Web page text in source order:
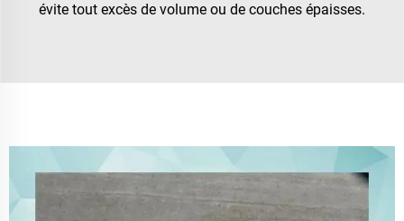
évite tout excès de volume ou de couches épaisses.